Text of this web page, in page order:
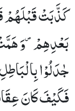
كَذَّبَتْ قَبْلَهُمْ
بَعْدِهِمْ۪-وَ
فَكَیْفَ كَانَ